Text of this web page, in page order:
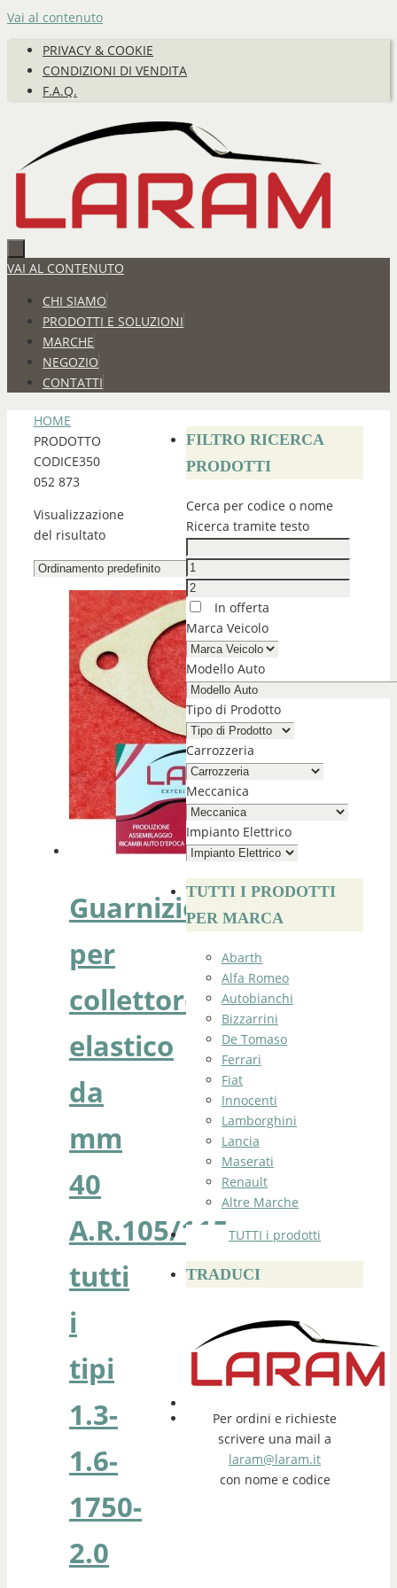
Vai al contenuto
PRIVACY & COOKIE
CONDIZIONI DI VENDITA
F.A.Q.
VAI AL CONTENUTO
CHI SIAMO
PRODOTTI E SOLUZIONI
MARCHE
NEGOZIO
CONTATTI
HOME
PRODOTTO
CODICE350
052 873
Visualizzazione
del risultato
Guarnizione
per
collettore
elastico
da
mm
40
A.R.105/115
tutti
i
tipi
1.3-
1.6-
1750-
2.0
FILTRO RICERCA
PRODOTTI
Cerca per codice o nome
Ricerca tramite testo
In offerta
Marca Veicolo
Modello Auto
Tipo di Prodotto
Carrozzeria
Meccanica
Impianto Elettrico
TUTTI I PRODOTTI
PER MARCA
Abarth
Alfa Romeo
Autobianchi
Bizzarrini
De Tomaso
Ferrari
Fiat
Innocenti
Lamborghini
Lancia
Maserati
Renault
Altre Marche
TUTTI i prodotti
TRADUCI
Per ordini e richieste
scrivere una mail a
laram@laram.it
con nome e codice